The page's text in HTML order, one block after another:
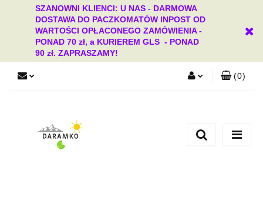
SZANOWNI KLIENCI: U NAS - DARMOWA
DOSTAWA DO PACZKOMATÓW INPOST OD
WARTOŚCI OPŁACONEGO ZAMÓWIENIA -
PONAD 70 zł, a KURIEREM GLS - PONAD
90 zł. ZAPRASZAMY!
Dodaj zgłoszenie
(0)